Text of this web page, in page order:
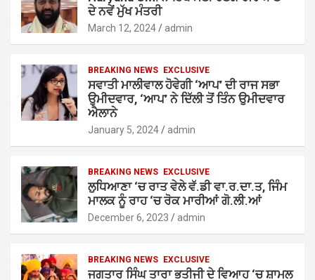
ਦੇ ਨਵੇਂ ਮੁੱਖ ਮੰਤਰੀ
March 12, 2024 admin
BREAKING NEWS EXCLUSIVE
ਸਵਾਤੀ ਮਾਲੀਵਾਲ ਹੋਵੇਗੀ ‘ਆਪ’ ਦੀ ਰਾਜ ਸਭਾ
ਉਮੀਦਵਾਰ, ‘ਆਪ’ ਨੇ ਦਿੱਲੀ ਤੋਂ ਤਿੰਨ ਉਮੀਦਵਾਰ
ਐਲਾਨੇ
January 5, 2024 admin
BREAKING NEWS EXCLUSIVE
ਲੁਧਿਆਣਾ ‘ਚ ਰਾਤ ਵੇਲੇ ਵੱ.ਡੀ ਵਾ.ਰ.ਦਾ.ਤ, ਜਿੰਮ
ਮਾਲਕ ਨੂੰ ਰਾਹ ‘ਚ ਰੋਕ ਮਾਰੀਆਂ ਗੋ.ਲੀ.ਆਂ
December 6, 2023 admin
BREAKING NEWS EXCLUSIVE
ਜਗਤਾਰ ਸਿੰਘ ਤਾਰਾ ਭਤੀਜੀ ਦੇ ਵਿਆਹ ‘ਚ ਸ਼ਾਮਲ